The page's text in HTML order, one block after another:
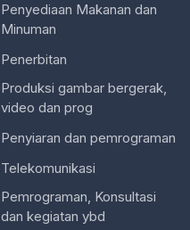
Penyediaan Makanan dan
Minuman
Penerbitan
Produksi gambar bergerak,
video dan prog
Penyiaran dan pemrograman
Telekomunikasi
Pemrograman, Konsultasi
dan kegiatan ybd